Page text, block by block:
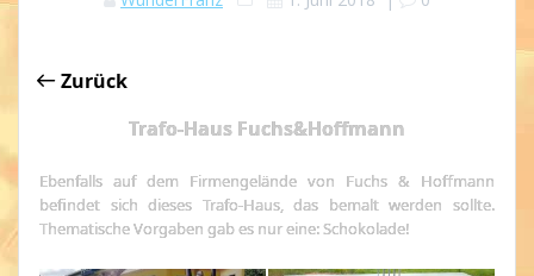
Zurück
Trafo-Haus Fuchs&Hoffmann
Ebenfalls auf dem Firmengelände von Fuchs & Hoffmann
befindet sich dieses Trafo-Haus, das bemalt werden sollte.
Thematische Vorgaben gab es nur eine: Schokolade!